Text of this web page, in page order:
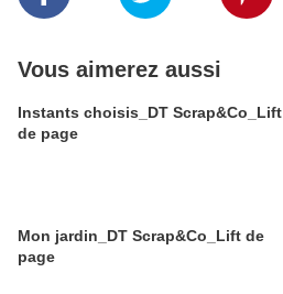
Vous aimerez aussi
Instants choisis_DT Scrap&Co_Lift
de page
Mon jardin_DT Scrap&Co_Lift de
page